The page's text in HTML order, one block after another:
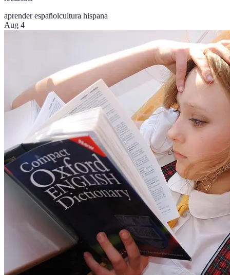
aprender españolcultura hispana
Aug 4